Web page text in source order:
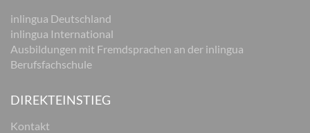
inlingua Deutschland
inlingua International
Ausbildungen mit Fremdsprachen an der inlingua
Berufsfachschule
DIREKTEINSTIEG
Kontakt